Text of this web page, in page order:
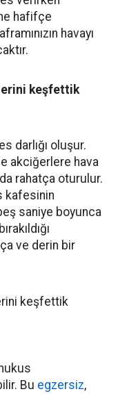
hafifçe
havayı
darlığı oluşur.
akciğerlere hava
rahatça oturulur.
kafesinin
saniye boyunca
ve derin bir
Bu egzersiz,